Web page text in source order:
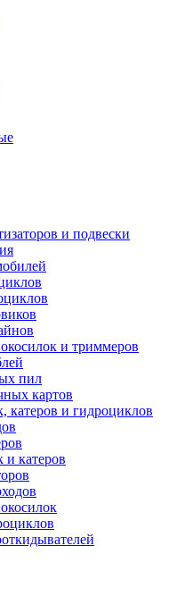
и подвески
и триммеров
пил
картов
катеров и гидроциклов
и катеров